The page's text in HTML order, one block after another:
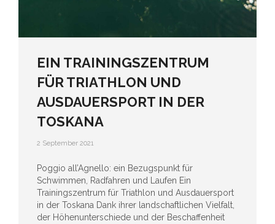
EIN TRAININGSZENTRUM
FÜR TRIATHLON UND
AUSDAUERSPORT IN DER
TOSKANA
2 September 2021
Poggio all’Agnello: ein Bezugspunkt für
Schwimmen, Radfahren und Laufen Ein
Trainingszentrum für Triathlon und Ausdauersport
in der Toskana Dank ihrer landschaftlichen Vielfalt,
der Höhenunterschiede und der Beschaffenheit